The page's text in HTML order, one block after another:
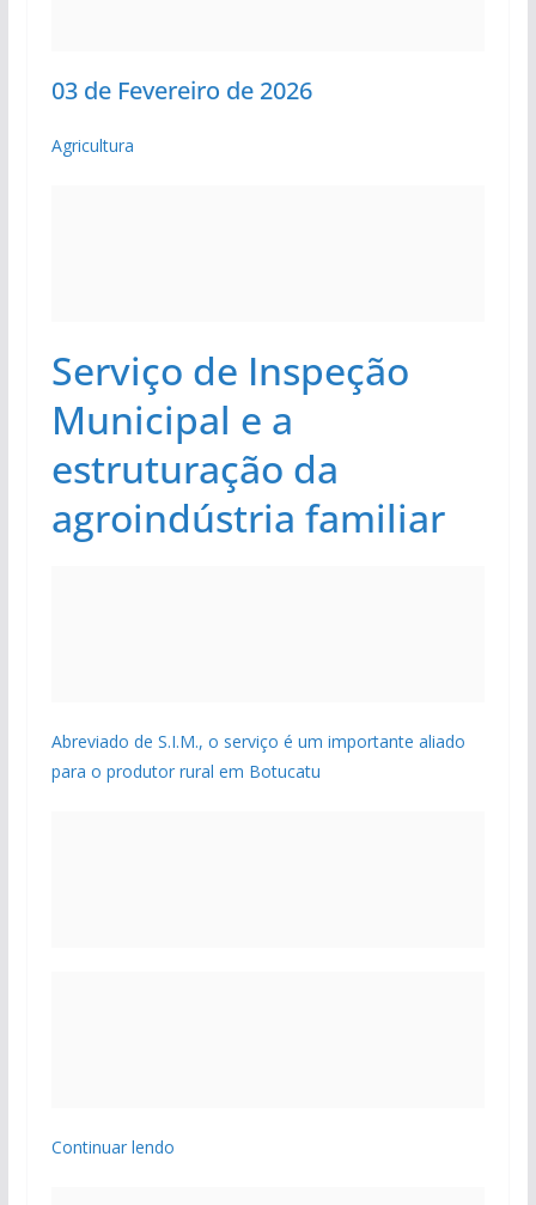
03 de Fevereiro de 2026
Agricultura
Serviço de Inspeção
Municipal e a
estruturação da
agroindústria familiar
Abreviado de S.I.M., o serviço é um importante aliado
para o produtor rural em Botucatu
Continuar lendo